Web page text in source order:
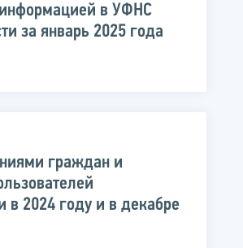
в УФНС
за январь 2025 года
граждан и
2024 году и в декабре